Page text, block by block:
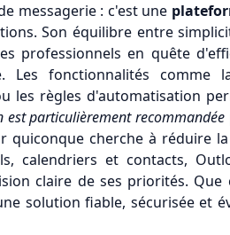
messagerie : c'est une
Son équilibre entre
professionnels en quête
Les fonctionnalités comme
les règles d'automatisation
est particulièrement recommandée
quiconque cherche à réduire
calendriers et contacts,
claire de ses priorités.
solution fiable, sécurisée et